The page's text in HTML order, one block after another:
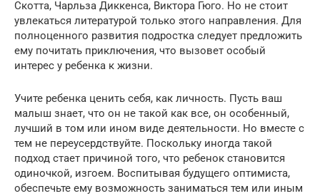
Скотта, Чарльза Диккенса, Виктора Гюго. Но не стоит
увлекаться литературой только этого направления. Для
полноценного развития подростка следует предложить
ему почитать приключения, что вызовет особый
интерес у ребенка к жизни.
Учите ребенка ценить себя, как личность. Пусть ваш
малыш знает, что он не такой как все, он особенный,
лучший в том или ином виде деятельности. Но вместе с
тем не переусердствуйте. Поскольку иногда такой
подход стает причиной того, что ребенок становится
одиночкой, изгоем. Воспитывая будущего оптимиста,
обеспечьте ему возможность заниматься тем или иным